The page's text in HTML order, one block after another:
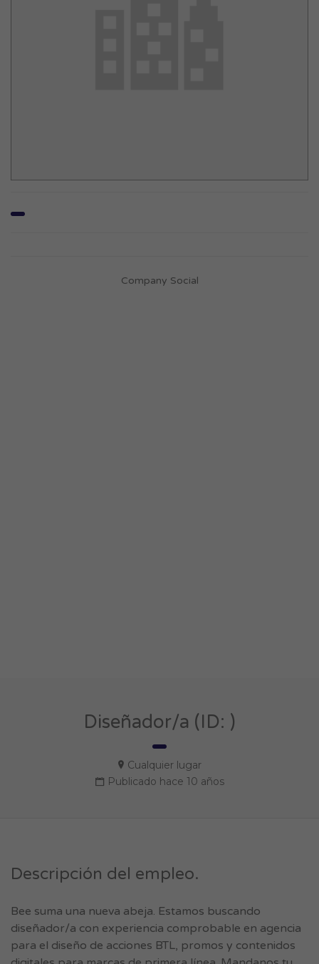
Company Social
Diseñador/a (ID: )
Cualquier lugar
Publicado hace 10 años
Descripción del empleo.
Bee suma una nueva abeja. Estamos buscando
diseñador/a con experiencia comprobable en agencia
para el diseño de acciones BTL, promos y contenidos